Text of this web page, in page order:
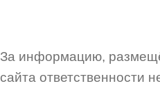
За информацию,
сайта ответственности